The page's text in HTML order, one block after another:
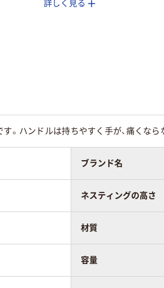
詳しく見る
。ハンドルは持ちやすく手が、痛くな
ブランド名
ネスティングの高さ
材質
容量